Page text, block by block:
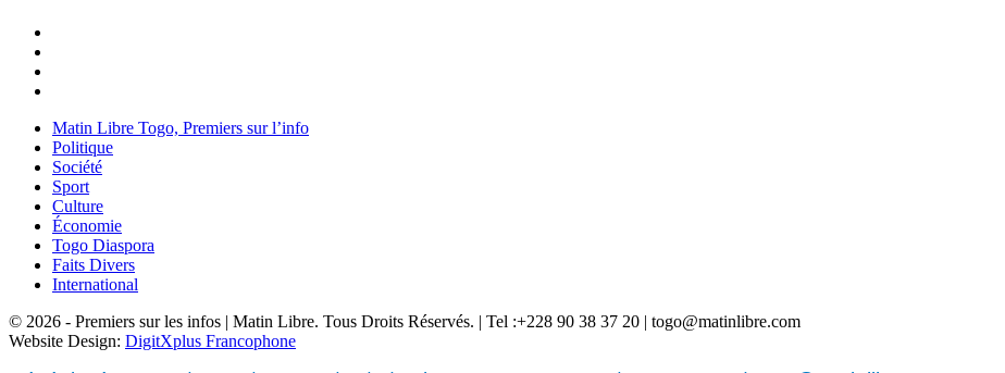
Matin Libre Togo, Premiers sur l’info
Politique
Société
Sport
Culture
Économie
Togo Diaspora
Faits Divers
International
© 2026 - Premiers sur les infos | Matin Libre. Tous Droits Réservés. | Tel :+228 90 38 37 20 | togo@matinlibre.com
Website Design: DigitXplus Francophone